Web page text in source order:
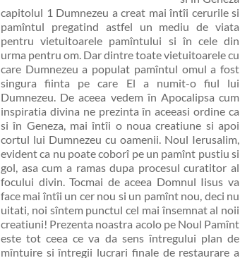
capitolul 1 Dumnezeu a creat mai întîi cerurile si
pamîntul pregatind astfel un mediu de viata
pentru vietuitoarele pamîntului si în cele din
urma pentru om. Dar dintre toate vietuitoarele cu
care Dumnezeu a populat pamîntul omul a fost
singura fiinta pe care El a numit-o fiul lui
Dumnezeu. De aceea vedem în Apocalipsa cum
inspiratia divina ne prezinta în aceeasi ordine ca
si în Geneza, mai întîi o noua creatiune si apoi
cortul lui Dumnezeu cu oamenii. Noul Ierusalim,
evident ca nu poate coborî pe un pamînt pustiu si
gol, asa cum a ramas dupa procesul curatitor al
focului divin. Tocmai de aceea Domnul Iisus va
face mai întîi un cer nou si un pamînt nou, deci nu
uitati, noi sîntem punctul cel mai însemnat al noii
creatiuni! Prezenta noastra acolo pe Noul Pamînt
este tot ceea ce va da sens întregului plan de
mîntuire si întregii lucrari finale de restaurare a